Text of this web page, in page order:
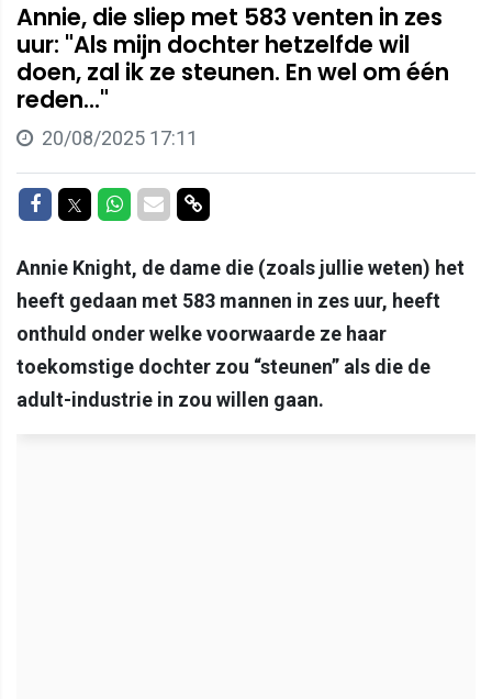
Annie, die sliep met 583 venten in zes
uur: "Als mijn dochter hetzelfde wil
doen, zal ik ze steunen. En wel om één
reden..."
20/08/2025 17:11
Delen op Facebook
Delen op Twitter
Delen op Whatsapp
Delen via Mail
Delen via link
Annie Knight, de dame die (zoals jullie weten) het
heeft gedaan met 583 mannen in zes uur, heeft
onthuld onder welke voorwaarde ze haar
toekomstige dochter zou “steunen” als die de
adult-industrie in zou willen gaan.